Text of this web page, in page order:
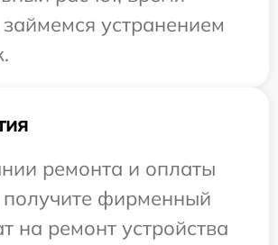
устранением
ремонта и оплаты
фирменный
на ремонт устройства